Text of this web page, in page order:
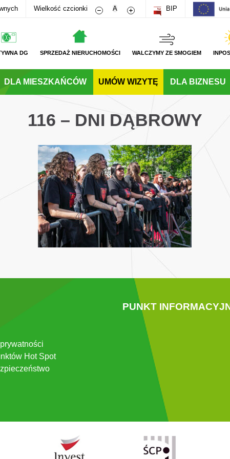
Wielkość czcionki Zmniejsz rozmiar czcionki
A Zwiększ rozmiar czcionki
BIP
DG SPRZEDAŻ NIERUCHOMOŚCI WALCZYMY ZE SMOGIEM
DLA MIESZKAŃCÓW UMÓW WIZYTĘ DLA BIZNESU
116 – DNI DĄBROWY
Hot Spot
PUNKT